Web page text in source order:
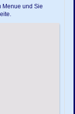
Menue und Sie